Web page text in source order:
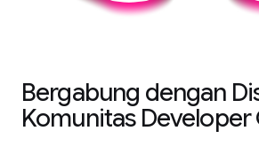
Bergabung dengan
Komunitas